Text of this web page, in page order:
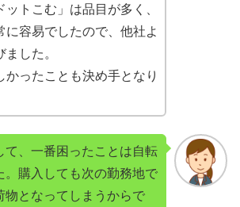
トこむ」は品目が多く、
に容易でしたので、他社よ
した。
かったことも決め手となり
て、一番困ったことは自転
。購入しても次の勤務地で
物となってしまうからで